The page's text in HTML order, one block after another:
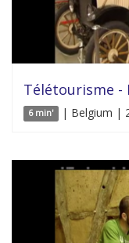
Télétourisme -
6 min' | Belgium |